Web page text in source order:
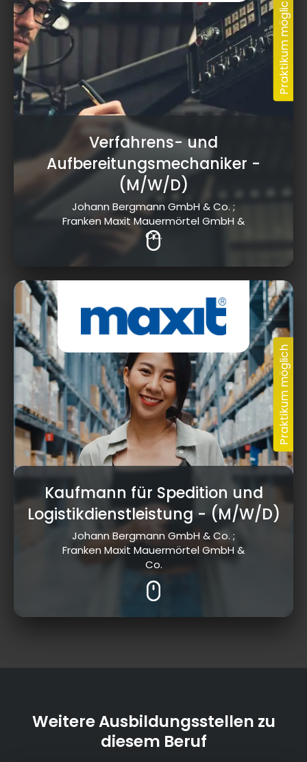
Verfahrens- und
Aufbereitungsmechaniker -
(M/W/D)
Johann Bergmann GmbH & Co. ;
Franken Maxit Mauermörtel GmbH &
Co.
Kaufmann für Spedition und
Logistikdienstleistung- (M/W/D)
Johann Bergmann GmbH & Co. ;
Franken Maxit Mauermörtel GmbH &
Co.
Weitere Ausbildungsstellen zu
diesem Beruf